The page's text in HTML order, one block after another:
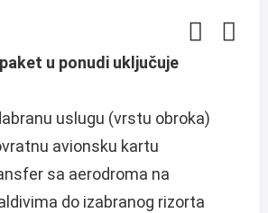
u ponudi uključuje
uslugu (vrstu obroka)
avionsku kartu
sa aerodroma na
do izabranog rizorta